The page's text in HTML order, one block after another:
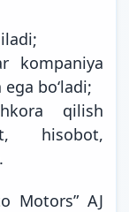
kompaniya
bo‘ladi;
qilish
hisobot,
Motors” AJ